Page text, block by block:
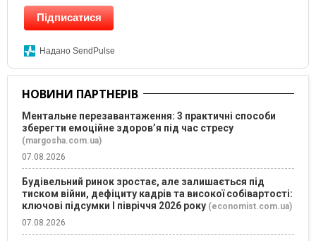
Підписатися
Надано SendPulse
НОВИНИ ПАРТНЕРІВ
Ментальне перезавантаження: 3 практичні способи
зберегти емоційне здоров’я під час стресу
(margosha.com.ua)
07.08.2026
Будівельний ринок зростає, але залишається під
тиском війни, дефіциту кадрів та високої собівартості:
ключові підсумки І півріччя 2026 року (economist.com.ua)
07.08.2026